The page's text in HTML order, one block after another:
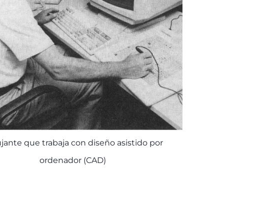
que trabaja con diseño asistido por
ordenador (CAD)